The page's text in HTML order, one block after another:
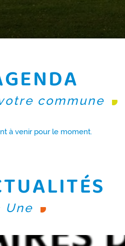
commune
à venir pour le moment.
Une